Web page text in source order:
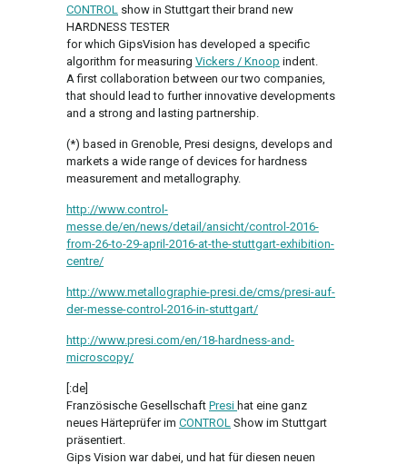
CONTROL show in Stuttgart their brand new
HARDNESS TESTER
for which GipsVision has developed a specific
algorithm for measuring Vickers / Knoop indent.
A first collaboration between our two companies,
that should lead to further innovative developments
and a strong and lasting partnership.
(*) based in Grenoble, Presi designs, develops and
markets a wide range of devices for hardness
measurement and metallography.
http://www.control-
messe.de/en/news/detail/ansicht/control-2016-
from-26-to-29-april-2016-at-the-stuttgart-exhibition-
centre/
http://www.metallographie-presi.de/cms/presi-auf-
der-messe-control-2016-in-stuttgart/
http://www.presi.com/en/18-hardness-and-
microscopy/
[:de]
Französische Gesellschaft Presi hat eine ganz
neues Härteprüfer im CONTROL Show im Stuttgart
präsentiert.
Gips Vision war dabei, und hat für diesen neuen